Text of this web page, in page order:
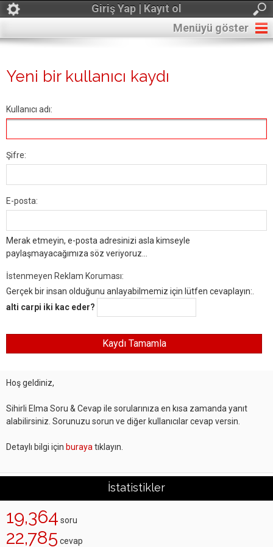
Giriş Yap | Kayıt ol
Menüyü göster
Yeni bir kullanıcı kaydı
Kullanıcı adı:
Şifre:
E-posta:
Merak etmeyin, e-posta adresinizi asla kimseyle
paylaşmayacağımıza söz veriyoruz...
İstenmeyen Reklam Koruması:
Gerçek bir insan olduğunu anlayabilmemiz için lütfen cevaplayın:.
alti carpi iki kac eder?
Hoş geldiniz,
Sihirli Elma Soru & Cevap ile sorularınıza en kısa zamanda yanıt
alabilirsiniz. Sorunuzu sorun ve diğer kullanıcılar cevap versin.
Detaylı bilgi için buraya tıklayın.
İstatistikler
19,364 soru
22,785 cevap